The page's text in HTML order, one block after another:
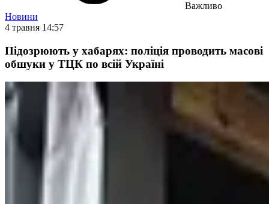
Важливо
Новини
4 травня 14:57
Підозрюють у хабарях: поліція проводить масові
обшуки у ТЦК по всій Україні